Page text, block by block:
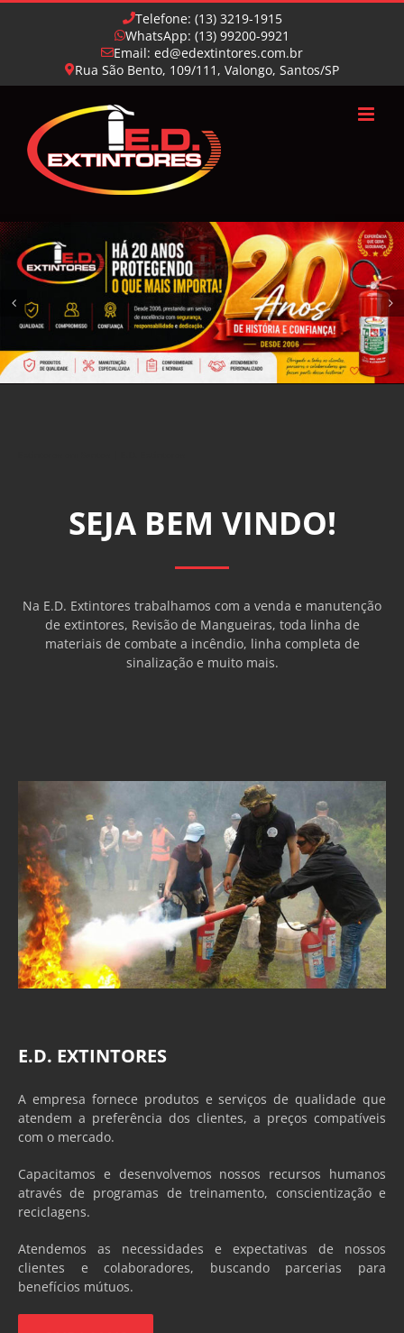
Skip
Telefone: (13) 3219-1915
WhatsApp: (13) 99200-9921
Email: ed@edextintores.com.br
Rua São Bento, 109/111, Valongo, Santos/SP
SEJA BEM VINDO!
Na E.D. Extintores trabalhamos com a venda e manutenção
de extintores, Revisão de Mangueiras, toda linha de
materiais de combate a incêndio, linha completa de
sinalização e muito mais.
E.D. EXTINTORES
A empresa fornece produtos e serviços de qualidade que
atendem a preferência dos clientes, a preços compatíveis
com o mercado.
Capacitamos e desenvolvemos nossos recursos humanos
através de programas de treinamento, conscientização e
reciclagens.
Atendemos as necessidades e expectativas de nossos
clientes e colaboradores, buscando parcerias para
benefícios mútuos.